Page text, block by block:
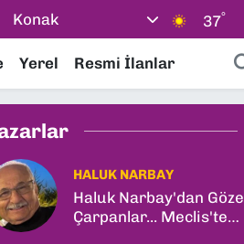
Konak 37°
Yerel Resmi İlanlar
HALUK NARBAY
Haluk Narbay'dan Göze
Çarpanlar... Meclis'te